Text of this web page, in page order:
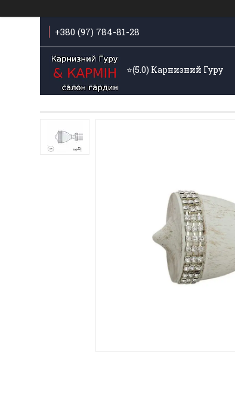
+380 (97) 784-81-28
⭐️(5.0) Карнизний Гуру